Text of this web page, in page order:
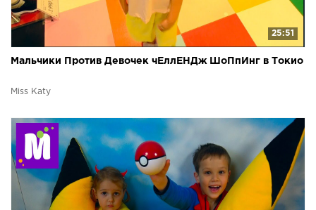
25:51
Мальчики Против Девочек чЕллЕНДж ШоПпИнг в Токио
Miss Katy